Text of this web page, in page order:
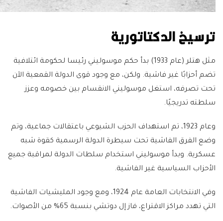
ترسيخ الدكتاتورية
مثل هتلر (عام 1933) بدأ حكم موسوليني رئيسا لحكومة ائتلافية
تضم أحزابًا غير فاشية. ولكن، مع وجود قوى الدولة القمعية الآن
تحت تصرفه، استغل موسوليني الانقسام بين خصومه وعزز
سلطته تدريجيًا.
وعام 1923، تم استهداف الحزب الشيوعي باعتقالات جماعية، وتم
وضع الفرق الفاشية تحت سيطرة الدولة الرسمية كقوة شبه
عسكرية. وبدأ موسوليني استخدام سلطات الدولة لمراقبة جميع
الأحزاب السياسية غير الفاشية.
وفي الانتخابات العامة عام 1924، ومع وجود المليشيات الفاشية
التي تهدد مراكز الاقتراع، فاز إل دوتشي بنسبة 65% من الأصوات.